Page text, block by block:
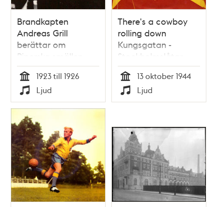
Brandkapten
Andreas Grill
berättar om
Piperska smällen
Tid
1923 till 1926
Typ
Ljud
There's a cowboy
rolling down
Kungsgatan -
Stockholmslåtar
Tid
13 oktober 1944
Typ
Ljud